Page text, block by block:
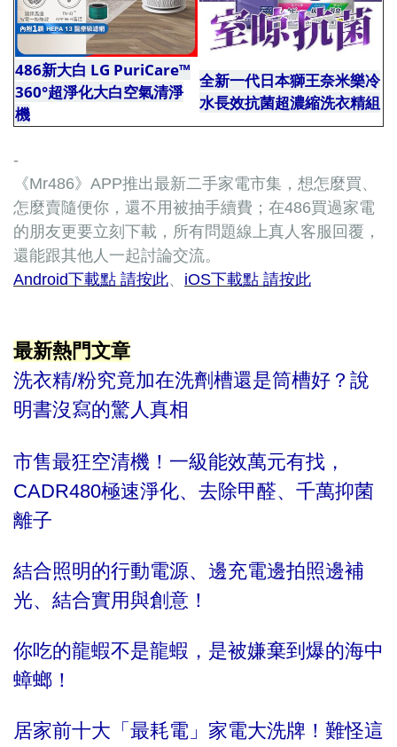
486新大白 LG PuriCare™
360°超淨化大白空氣清淨
機
全新一代日本獅王奈米樂冷
水長效抗菌超濃縮洗衣精組
-
《Mr486》APP推出最新二手家電市集，想怎麼買、
怎麼賣隨便你，還不用被抽手續費；在486買過家電
的朋友更要立刻下載，所有問題線上真人客服回覆，
還能跟其他人一起討論交流。
Android下載點 請按此、 iOS下載點 請按此
最新熱門文章
洗衣精/粉究竟加在洗劑槽還是筒槽好？說
明書沒寫的驚人真相
市售最狂空清機！一級能效萬元有找，
CADR480極速淨化、去除甲醛、千萬抑菌
離子
結合照明的行動電源、邊充電邊拍照邊補
光、結合實用與創意！
你吃的龍蝦不是龍蝦，是被嫌棄到爆的海中
蟑螂！
居家前十大「最耗電」家電大洗牌！難怪這